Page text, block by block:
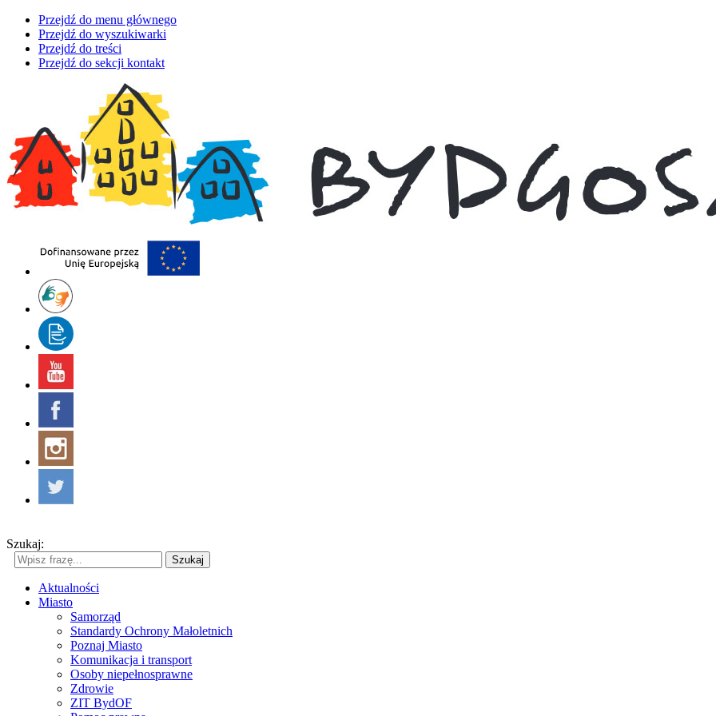
Przejdź do menu głównego
Przejdź do wyszukiwarki
Przejdź do treści
Przejdź do sekcji kontakt
Szukaj:
Szukaj
Aktualności
Miasto
Samorząd
Standardy Ochrony Małoletnich
Poznaj Miasto
Komunikacja i transport
Osoby niepełnosprawne
Zdrowie
ZIT BydOF